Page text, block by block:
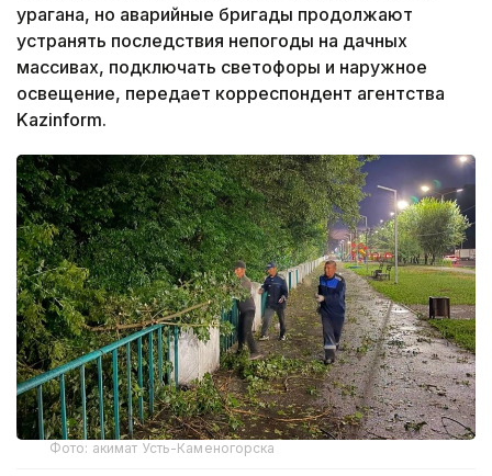
урагана, но аварийные бригады продолжают
устранять последствия непогоды на дачных
массивах, подключать светофоры и наружное
освещение, передает корреспондент агентства
Kazinform.
Фото: акимат Усть-Каменогорска